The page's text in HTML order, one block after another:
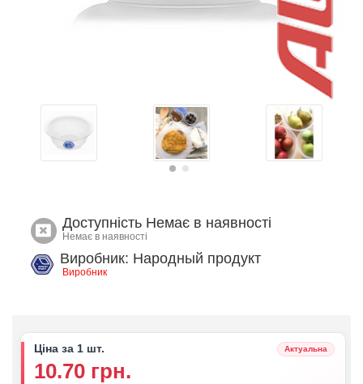
Доступність Немає в наявності
Немає в наявності
Виробник: Народный продукт
Виробник
Ціна за 1 шт. Актуальна
10.70 грн.